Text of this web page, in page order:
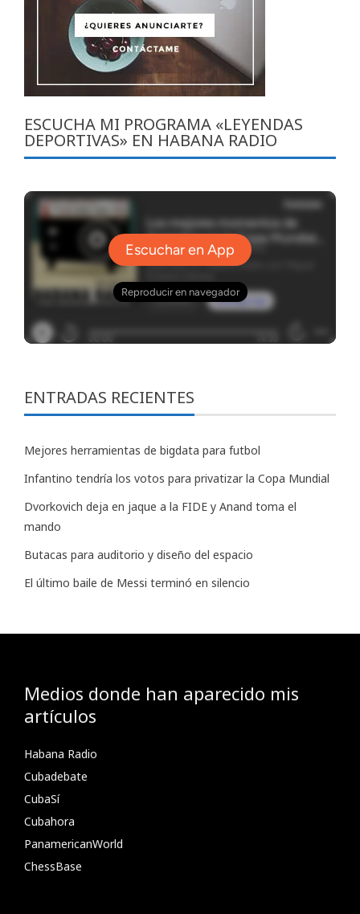
ESCUCHA MI PROGRAMA «LEYENDAS
DEPORTIVAS» EN HABANA RADIO
ENTRADAS RECIENTES
Mejores herramientas de bigdata para futbol
Infantino tendría los votos para privatizar la Copa Mundial
Dvorkovich deja en jaque a la FIDE y Anand toma el
mando
Butacas para auditorio y diseño del espacio
El último baile de Messi terminó en silencio
Medios donde han aparecido mis
artículos
Habana Radio
Cubadebate
CubaSí
Cubahora
PanamericanWorld
ChessBase